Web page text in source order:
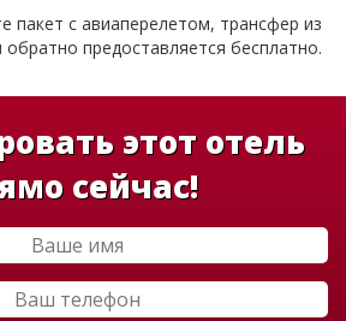
пакет с авиаперелетом, трансфер из
предоставляется бесплатно.
этот отель
сейчас!